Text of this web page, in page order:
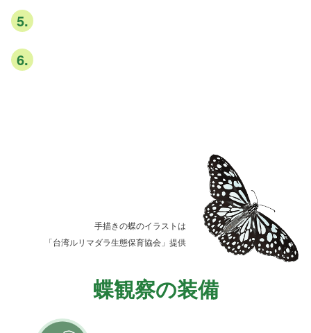
5.
6.
手描きの蝶のイラストは
「台湾ルリマダラ生態保育協会」提供
蝶観察の装備